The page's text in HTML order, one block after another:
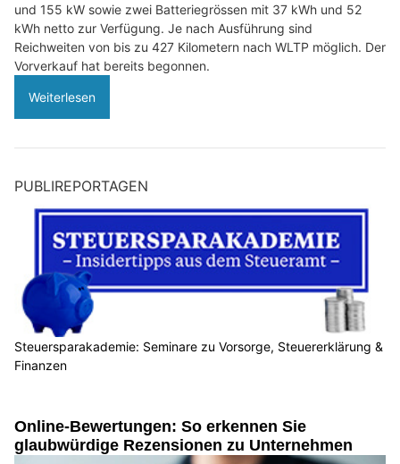
und 155 kW sowie zwei Batteriegrössen mit 37 kWh und 52
kWh netto zur Verfügung. Je nach Ausführung sind
Reichweiten von bis zu 427 Kilometern nach WLTP möglich. Der
Vorverkauf hat bereits begonnen.
Weiterlesen
PUBLIREPORTAGEN
Steuersparakademie: Seminare zu Vorsorge, Steuererklärung &
Finanzen
Online-Bewertungen: So erkennen Sie
glaubwürdige Rezensionen zu Unternehmen